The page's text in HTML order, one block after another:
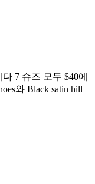
7 슈즈 모두 $40에
와 Black satin hill